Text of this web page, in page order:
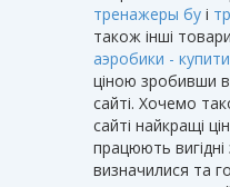
тренажеры бу і
також інші
аэробики - купити
ціною зробивши
сайті. Хочемо
сайті найкращі
працюють
визначилися та